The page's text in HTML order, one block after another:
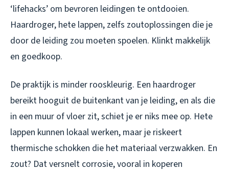
‘lifehacks’ om bevroren leidingen te ontdooien.
Haardroger, hete lappen, zelfs zoutoplossingen die je
door de leiding zou moeten spoelen. Klinkt makkelijk
en goedkoop.
De praktijk is minder rooskleurig. Een haardroger
bereikt hooguit de buitenkant van je leiding, en als die
in een muur of vloer zit, schiet je er niks mee op. Hete
lappen kunnen lokaal werken, maar je riskeert
thermische schokken die het materiaal verzwakken. En
zout? Dat versnelt corrosie, vooral in koperen